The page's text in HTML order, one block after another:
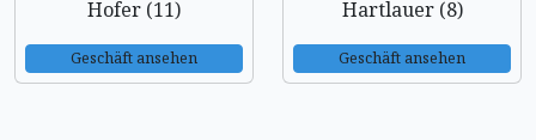
Hofer (11)
Geschäft ansehen
Hartlauer (8)
Geschäft ansehen